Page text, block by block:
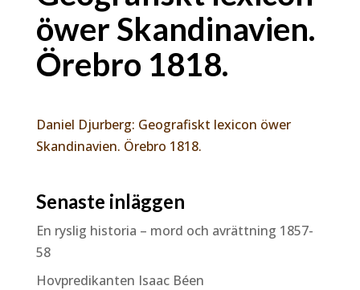
öwer Skandinavien.
Örebro 1818.
Daniel Djurberg: Geografiskt lexicon öwer
Skandinavien. Örebro 1818.
Senaste inläggen
En ryslig historia – mord och avrättning 1857-
58
Hovpredikanten Isaac Béen